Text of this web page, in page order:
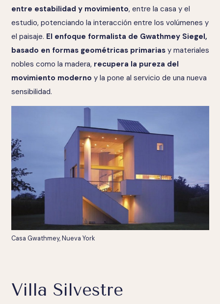
entre estabilidad y movimiento, entre la casa y el
estudio, potenciando la interacción entre los volúmenes y
el paisaje. El enfoque formalista de Gwathmey Siegel,
basado en formas geométricas primariasy materiales
nobles como la madera, recupera la pureza del
movimiento moderno y la pone al servicio de una nueva
sensibilidad.
Casa Gwathmey, Nueva York
Villa Silvestre